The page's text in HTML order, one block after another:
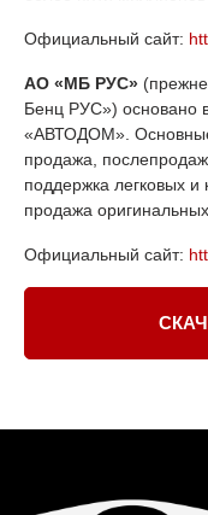
Официальный сайт:
АО «МБ РУС»
Бенц PУC») основано
«АВТОДОМ». Основные
продажа,
поддержка легковых
продажа
Официальный сайт: